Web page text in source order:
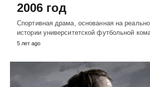
2006 год
Спортивная драма, основанная на
истории университетской футбольной
5 лет ago